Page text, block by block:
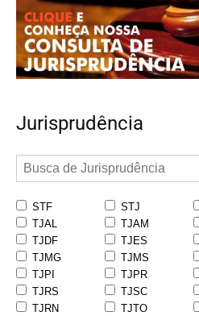
Jurisprudência
STF STJ
TJAL
TJAM
TJDF
TJES
TJMG
TJMS
TJPI
TJPR
TJRS
TJSC
TJRN
TJTO